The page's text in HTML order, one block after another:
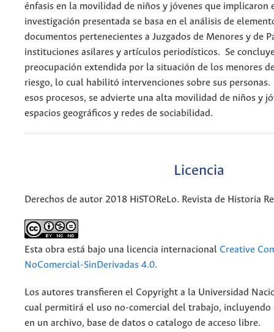
énfasis en la movilidad de niños y jóvenes que implicaron
investigación presentada se basa en el análisis de
documentos pertenecientes a Juzgados de Menores y de
instituciones asilares y artículos periodísticos. Se
preocupación extendida por la situación de los menores
riesgo, lo cual habilitó intervenciones sobre sus
esos procesos, se advierte una alta movilidad de niños y
espacios geográficos y redes de sociabilidad.
Licencia
Derechos de autor 2018 HiSTOReLo. Revista de Historia
Esta obra está bajo una licencia internacional Creative
NoComercial-SinDerivadas 4.0.
Los autores transfieren el Copyright a la Universidad
cual permitirá el uso no-comercial del trabajo, incluyendo
en un archivo, base de datos o catalogo de acceso libre.